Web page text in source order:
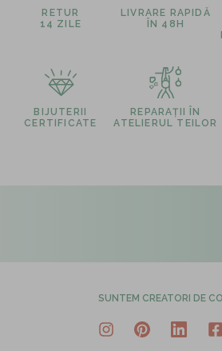
RETUR
14 ZILE
LIVRARE RAPIDĂ
ÎN 48H
BIJUTERII
CERTIFICATE
REPARAȚII ÎN
ATELIERUL TEILOR
SUNTEM CREATORI DE